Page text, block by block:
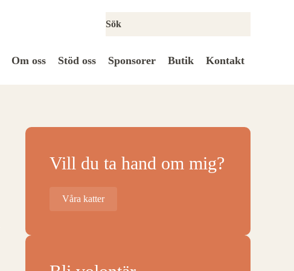
Om oss Stöd oss Sponsorer Butik Kontakt
Vill du ta hand om mig?
Våra katter